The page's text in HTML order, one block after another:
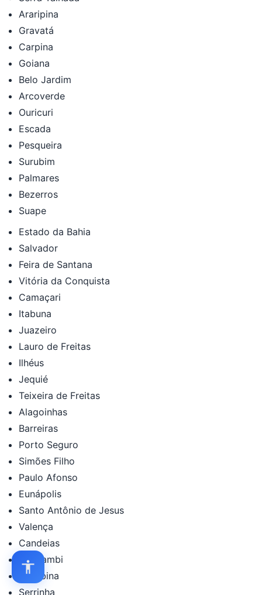
Araripina
Gravatá
Carpina
Goiana
Belo Jardim
Arcoverde
Ouricuri
Escada
Pesqueira
Surubim
Palmares
Bezerros
Suape
Estado da Bahia
Salvador
Feira de Santana
Vitória da Conquista
Camaçari
Itabuna
Juazeiro
Lauro de Freitas
Ilhéus
Jequié
Teixeira de Freitas
Alagoinhas
Barreiras
Porto Seguro
Simões Filho
Paulo Afonso
Eunápolis
Santo Antônio de Jesus
Valença
Candeias
Guanambi
Jacobina
Serrinha